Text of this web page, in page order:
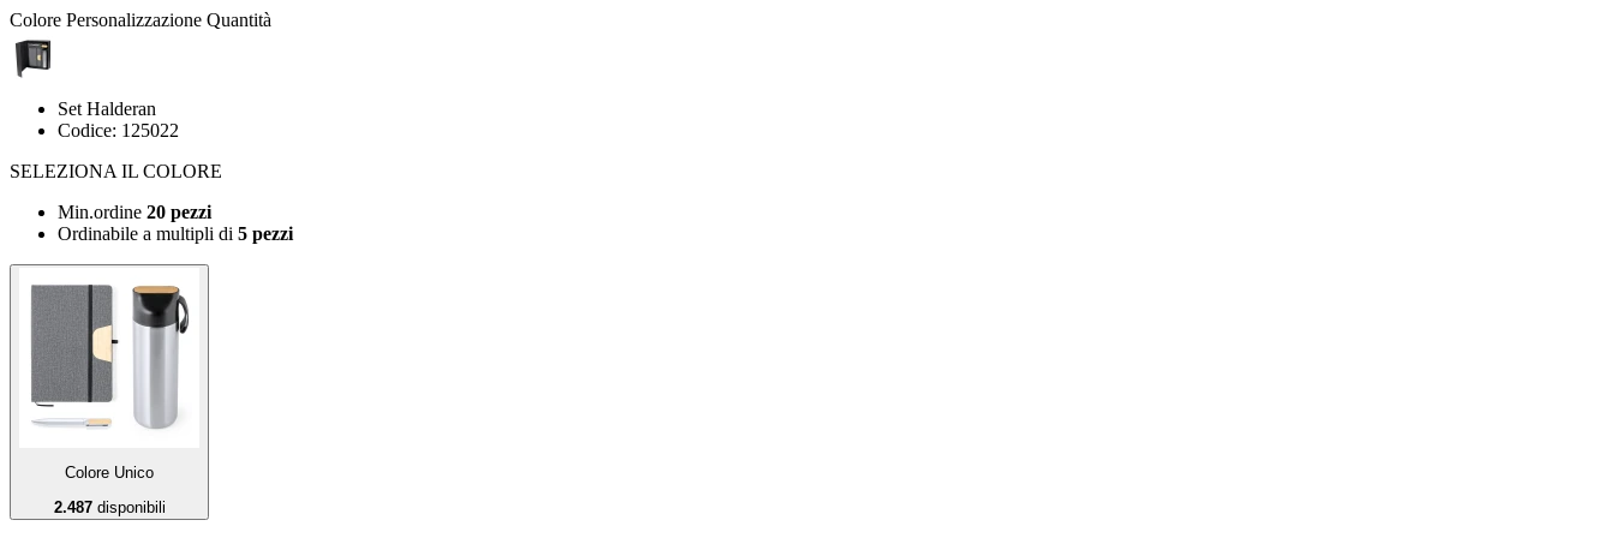
Colore Personalizzazione Quantità
Set Halderan
Codice: 125022
SELEZIONA IL COLORE
Min.ordine 20 pezzi
Ordinabile a multipli di 5 pezzi
Colore Unico
2.487disponibili